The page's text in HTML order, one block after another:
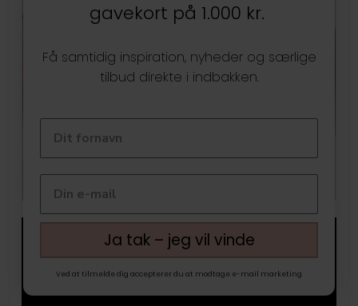
gavekort på 1.000 kr.
Få samtidig inspiration, nyheder og særlige
tilbud direkte i indbakken.
Ja tak – jeg vil vinde
Ved at tilmelde dig accepterer du at modtage e-mail marketing